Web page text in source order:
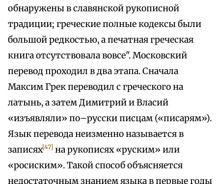
обнаружены в славянской рукописной
традиции; греческие полные кодексы были
большой редкостью, а печатная греческая
книга отсутствовала вовсе". Московский
перевод проходил в два этапа. Сначала
Максим Грек переводил с греческого на
латынь, а затем Димитрий и Власий
«изъявляли» по–русски писцам («писарям»).
Язык перевода неизменно называется в
записях[47] на рукописях «руским» или
«росиским». Такой способ объясняется
недостаточным знанием языка в первые годы